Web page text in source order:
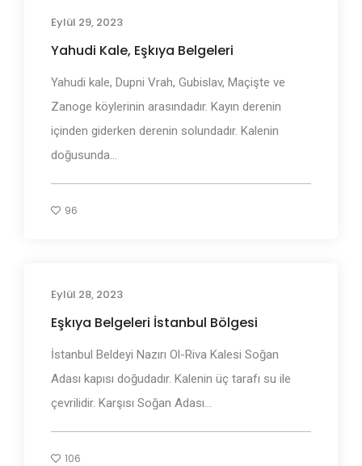
Eylül 29, 2023
Yahudi Kale, Eşkıya Belgeleri
Yahudi kale, Dupni Vrah, Gubislav, Maçişte ve
Zanoge köylerinin arasındadır. Kayın derenin
içinden giderken derenin solundadır. Kalenin
doğusunda...
96
Eylül 28, 2023
Eşkıya Belgeleri İstanbul Bölgesi
İstanbul Beldeyi Nazırı Ol-Riva Kalesi Soğan
Adası kapısı doğudadır. Kalenin üç tarafı su ile
çevrilidir. Karşısı Soğan Adası...
106